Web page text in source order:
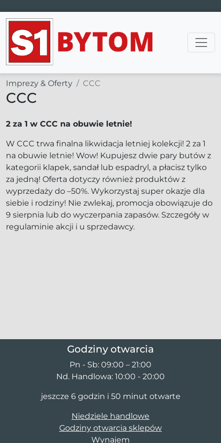
Main Navigation
Imprezy & Oferty CCC
CCC
2 za 1 w CCC na obuwie letnie!
W CCC trwa finalna likwidacja letniej kolekcji! 2 za 1
na obuwie letnie! Wow! Kupujesz dwie pary butów z
kategorii klapek, sandał lub espadryl, a płacisz tylko
za jedną! Oferta dotyczy również produktów z
wyprzedaży do –50%. Wykorzystaj super okazje dla
siebie i rodziny! Nie zwlekaj, promocja obowiązuje do
9 sierpnia lub do wyczerpania zapasów. Szczegóły w
regulaminie akcji i u sprzedawcy.
Godziny otwarcia
Pn - Sb: 09:00 – 21:00
Nd. Handlowa: 10:00 - 20:00
jeszcze 6 godzin i 50 minut otwarte
Niedziele handlowe
Godziny otwarcia sklepów
Wynajem